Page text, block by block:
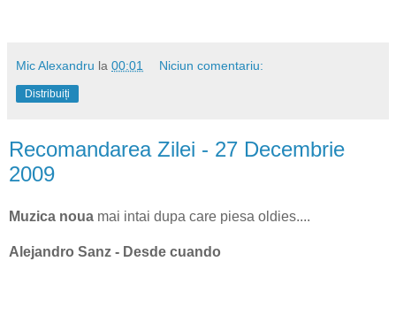
Mic Alexandru la 00:01 Niciun comentariu:
Distribuiți
Recomandarea Zilei - 27 Decembrie
2009
Muzica noua mai intai dupa care piesa oldies....
Alejandro Sanz - Desde cuando